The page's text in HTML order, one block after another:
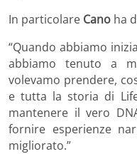
In particolare Cano ha
“Quando abbiamo
abbiamo tenuto a
volevamo prendere,
e tutta la storia di
mantenere il vero
fornire esperienze
migliorato.”